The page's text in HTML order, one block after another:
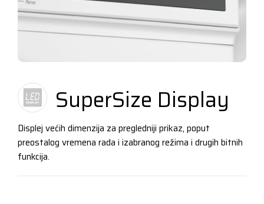
SuperSize Display
Displej većih dimenzija za pregledniji prikaz, poput
preostalog vremena rada i izabranog režima i drugih bitnih
funkcija.